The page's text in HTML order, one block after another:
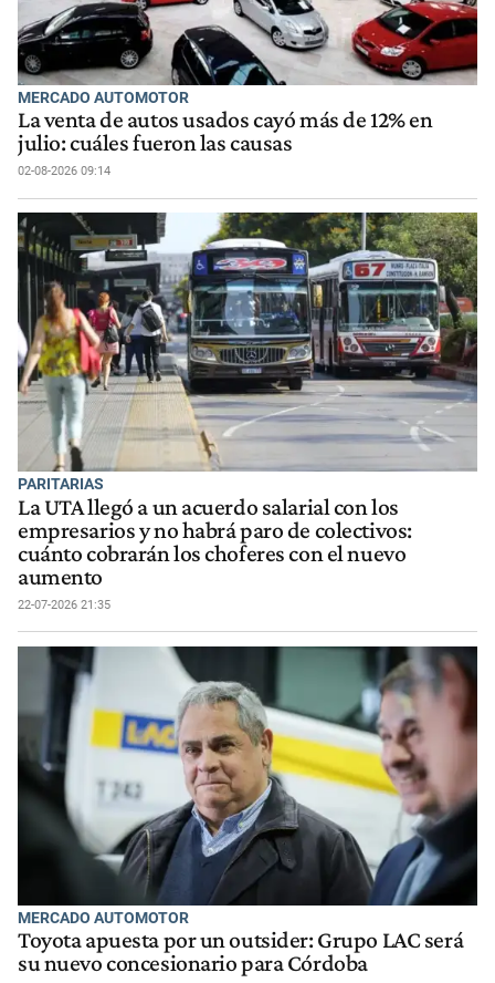
MERCADO AUTOMOTOR
La venta de autos usados cayó más de 12% en
julio: cuáles fueron las causas
02-08-2026 09:14
PARITARIAS
La UTA llegó a un acuerdo salarial con los
empresarios y no habrá paro de colectivos:
cuánto cobrarán los choferes con el nuevo
aumento
22-07-2026 21:35
MERCADO AUTOMOTOR
Toyota apuesta por un outsider: Grupo LAC será
su nuevo concesionario para Córdoba